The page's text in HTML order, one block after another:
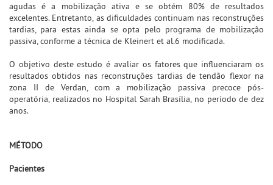
agudas é a mobilização ativa e se obtém 80% de resultados
excelentes. Entretanto, as dificuldades continuam nas reconstruções
tardias, para estas ainda se opta pelo programa de mobilização
passiva, conforme a técnica de Kleinert et al.6 modificada.
O objetivo deste estudo é avaliar os fatores que influenciaram os
resultados obtidos nas reconstruções tardias de tendão flexor na
zona II de Verdan, com a mobilização passiva precoce pós-
operatória, realizados no Hospital Sarah Brasília, no período de dez
anos.
MÉTODO
Pacientes